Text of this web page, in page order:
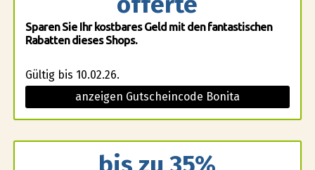
Sparen Sie Ihr kostbares Geld mit den fantastischen
Rabatten dieses Shops.
Gültig bis 10.02.26.
anzeigen Gutscheincode Bonita